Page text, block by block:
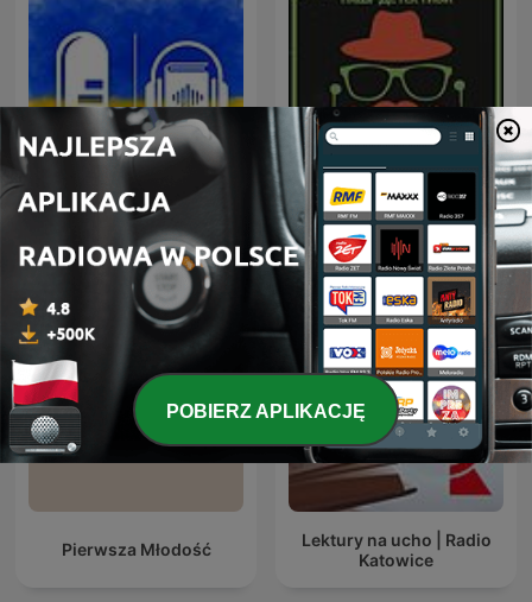
Аудіокниги українською
(Студія Калідор та інші)
Наші детективи
Pierwsza Młodość
Lektury na ucho | Radio
Katowice
POBIERZ APLIKACJĘ